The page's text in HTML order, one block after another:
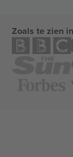
Zoals te zien